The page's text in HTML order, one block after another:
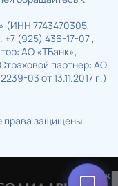
(ИНН 7743470305,
+7 (925) 436-17-07 ,
АО «ТБанк»,
партнер: АО
03 от 13.11.2017 г.)
права защищены.